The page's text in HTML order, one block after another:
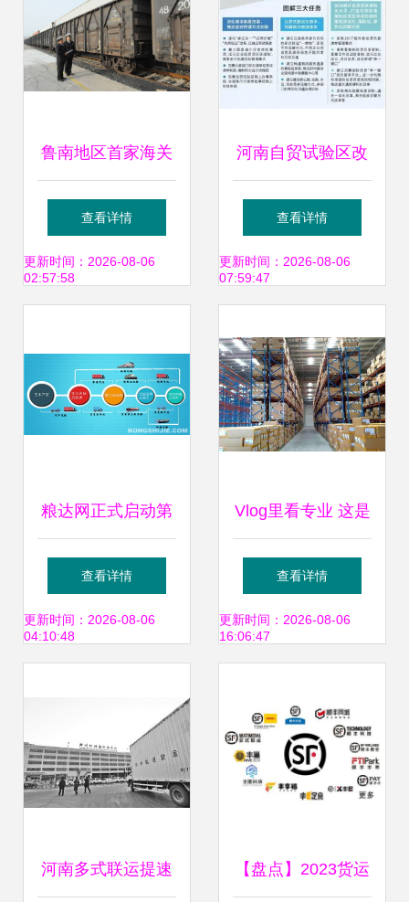
鲁南地区首家海关
多式联运监管站正
式开通，多式联运
查看详情
更新时间：2026-08-06
02:57:58
河南自贸试验区改
革再深化 多式联运
服务赋能“四梁八
查看详情
更新时间：2026-08-06
07:59:47
粮达网正式启动第
四方物流多式联运
业务，打造全供应
查看详情
更新时间：2026-08-06
04:10:48
Vlog里看专业 这是
不是你每天的样
子？多式联运服务
查看详情
更新时间：2026-08-06
16:06:47
河南多式联运提速 【盘点】2023货运